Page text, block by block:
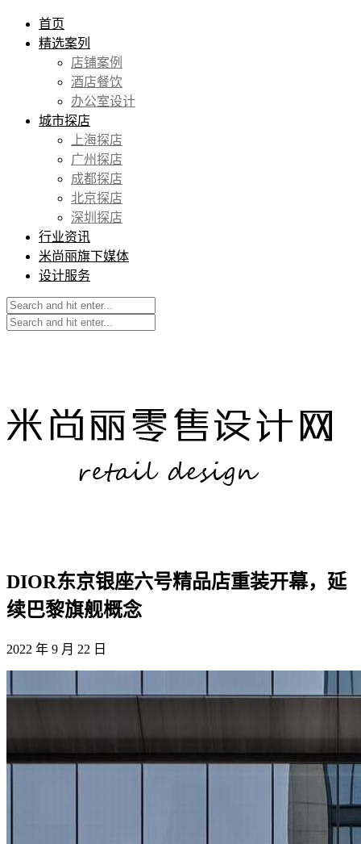
首页
精选案列
店铺案例
酒店餐饮
办公室设计
城市探店
上海探店
广州探店
成都探店
北京探店
深圳探店
行业资讯
米尚丽旗下媒体
设计服务
DIOR东京银座六号精品店重装开幕，延
续巴黎旗舰概念
2022 年 9 月 22 日